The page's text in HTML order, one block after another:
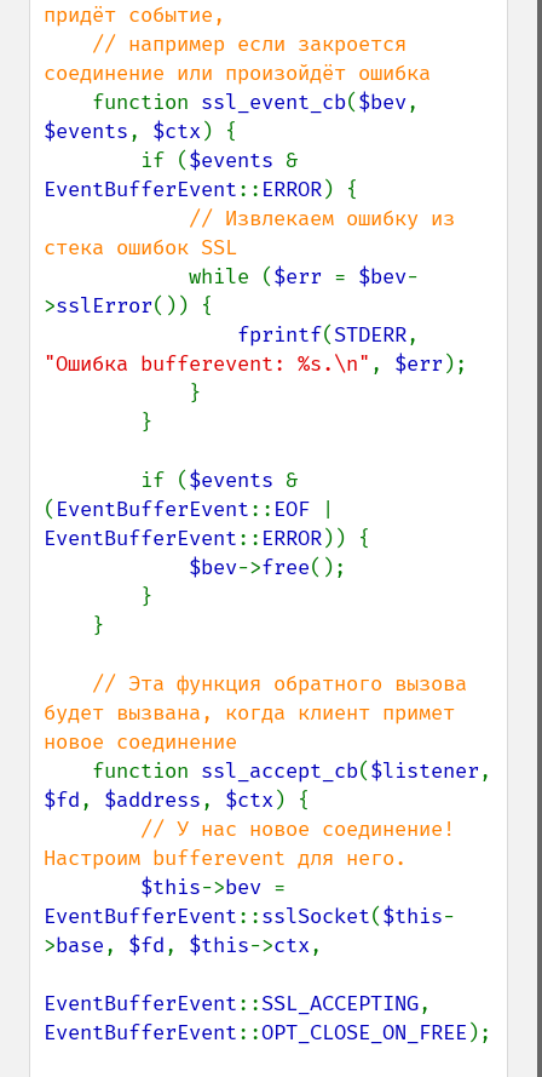
придёт событие,
соединение или произойдёт ошибка
function ssl_event_cb($bev
$events, $ctx ) {
        if (
$events
EventBufferEvent:: ERROR) {
// Извлекаем ошибку из
стека ошибок SSL
while ($err = $bev-
>sslError()) {
fprintf(STDERR
"Ошибка bufferevent: %s.\n" , $err );
        if (
$events &
( EventBufferEvent:: EOF
EventBufferEvent:: ERROR)) {
$bev->free();
// Эта функция обратного вызова
будет вызвана, когда клиент примет
новое соединение
function ssl_accept_cb($listener
$fd, $address, $ctx ) {
// У нас новое соединение!
Настроим bufferevent для него.
$this->bev
EventBufferEvent::sslSocket($this-
>base, $fd, $this->ctx,
EventBufferEvent::SSL_ACCEPTING
EventBufferEvent::OPT_CLOSE_ON_FREE );